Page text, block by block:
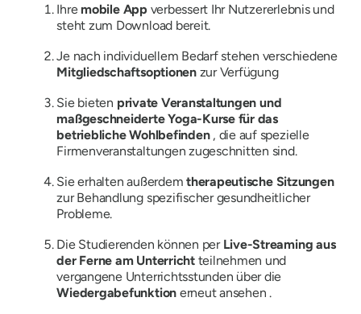
Ihre mobile App verbessert Ihr Nutzererlebnis und
steht zum Download bereit.
Je nach individuellem Bedarf stehen verschiedene
Mitgliedschaftsoptionenzur Verfügung
Sie bieten private Veranstaltungen und
maßgeschneiderte Yoga-Kurse für das
betriebliche Wohlbefinden, die auf spezielle
Firmenveranstaltungen zugeschnitten sind.
Sie erhalten außerdemtherapeutische Sitzungen
zur Behandlung spezifischer gesundheitlicher
Probleme.
Die Studierenden können per Live-Streamingaus
der Ferne am Unterrichtteilnehmen und
vergangene Unterrichtsstunden über die
Wiedergabefunktion erneut ansehen .